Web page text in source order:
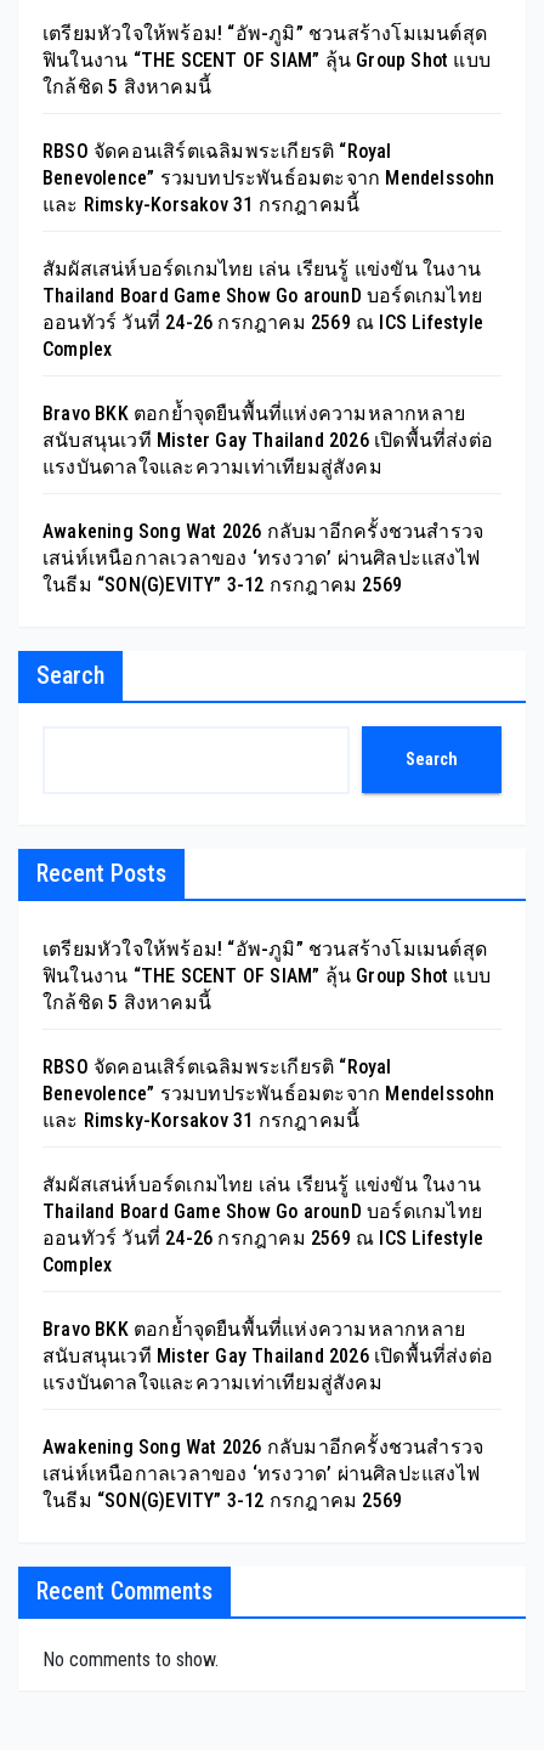
เตรียมหัวใจให้พร้อม! “อัพ-ภูมิ” ชวนสร้างโมเมนต์สุด
ฟินในงาน “THE SCENT OF SIAM” ลุ้น Group Shot แบบ
ใกล้ชิด 5 สิงหาคมนี้
RBSO จัดคอนเสิร์ตเฉลิมพระเกียรติ “Royal
Benevolence” รวมบทประพันธ์อมตะจาก Mendelssohn
และ Rimsky-Korsakov 31 กรกฎาคมนี้
สัมผัสเสน่ห์บอร์ดเกมไทย เล่น เรียนรู้ แข่งขัน ในงาน
Thailand Board Game Show Go arounD บอร์ดเกมไทย
ออนทัวร์ วันที่ 24-26 กรกฎาคม 2569 ณ ICS Lifestyle
Complex
Bravo BKK ตอกย้ำจุดยืนพื้นที่แห่งความหลากหลาย
สนับสนุนเวที Mister Gay Thailand 2026 เปิดพื้นที่ส่งต่อ
แรงบันดาลใจและความเท่าเทียมสู่สังคม
Awakening Song Wat 2026 กลับมาอีกครั้งชวนสำรวจ
เสน่ห์เหนือกาลเวลาของ ‘ทรงวาด’ ผ่านศิลปะแสงไฟ
ในธีม “SON(G)EVITY” 3-12 กรกฎาคม 2569
Search
Search
Recent Posts
เตรียมหัวใจให้พร้อม! “อัพ-ภูมิ” ชวนสร้างโมเมนต์สุด
ฟินในงาน “THE SCENT OF SIAM” ลุ้น Group Shot แบบ
ใกล้ชิด 5 สิงหาคมนี้
RBSO จัดคอนเสิร์ตเฉลิมพระเกียรติ “Royal
Benevolence” รวมบทประพันธ์อมตะจาก Mendelssohn
และ Rimsky-Korsakov 31 กรกฎาคมนี้
สัมผัสเสน่ห์บอร์ดเกมไทย เล่น เรียนรู้ แข่งขัน ในงาน
Thailand Board Game Show Go arounD บอร์ดเกมไทย
ออนทัวร์ วันที่ 24-26 กรกฎาคม 2569 ณ ICS Lifestyle
Complex
Bravo BKK ตอกย้ำจุดยืนพื้นที่แห่งความหลากหลาย
สนับสนุนเวที Mister Gay Thailand 2026 เปิดพื้นที่ส่งต่อ
แรงบันดาลใจและความเท่าเทียมสู่สังคม
Awakening Song Wat 2026 กลับมาอีกครั้งชวนสำรวจ
เสน่ห์เหนือกาลเวลาของ ‘ทรงวาด’ ผ่านศิลปะแสงไฟ
ในธีม “SON(G)EVITY” 3-12 กรกฎาคม 2569
Recent Comments
No comments to show.